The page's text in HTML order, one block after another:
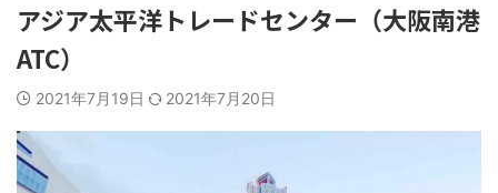
アジア太平洋トレードセンター（大阪南港
ATC）
2021年7月19日 2021年7月20日